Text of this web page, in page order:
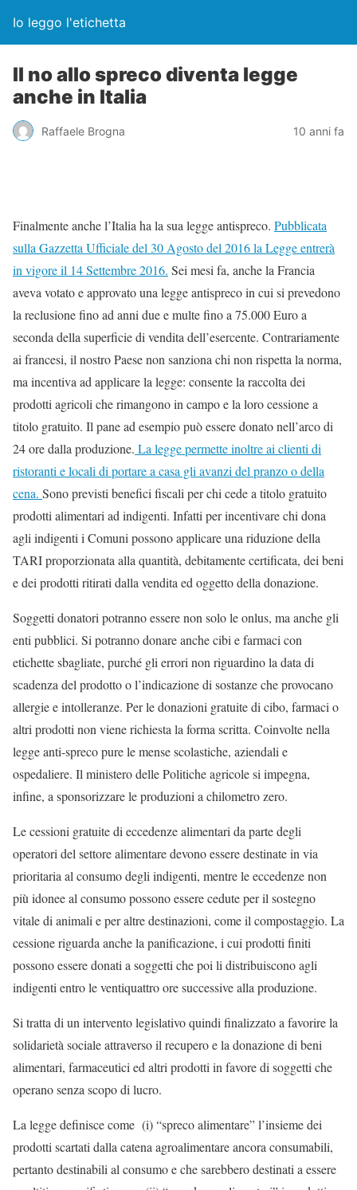
Io leggo l'etichetta
Il no allo spreco diventa legge
anche in Italia
Raffaele Brogna 10 anni fa
Finalmente anche l’Italia ha la sua legge antispreco. Pubblicata
sulla Gazzetta Ufficiale del 30 Agosto del 2016 la Legge entrerà
in vigore il 14 Settembre 2016. Sei mesi fa, anche la Francia
aveva votato e approvato una legge antispreco in cui si prevedono
la reclusione fino ad anni due e multe fino a 75.000 Euro a
seconda della superficie di vendita dell’esercente. Contrariamente
ai francesi, il nostro Paese non sanziona chi non rispetta la norma,
ma incentiva ad applicare la legge: consente la raccolta dei
prodotti agricoli che rimangono in campo e la loro cessione a
titolo gratuito. Il pane ad esempio può essere donato nell’arco di
24 ore dalla produzione. La legge permette inoltre ai clienti di
ristoranti e locali di portare a casa gli avanzi del pranzo o della
cena. Sono previsti benefici fiscali per chi cede a titolo gratuito
prodotti alimentari ad indigenti. Infatti per incentivare chi dona
agli indigenti i Comuni possono applicare una riduzione della
TARI proporzionata alla quantità, debitamente certificata, dei beni
e dei prodotti ritirati dalla vendita ed oggetto della donazione.
Soggetti donatori potranno essere non solo le onlus, ma anche gli
enti pubblici. Si potranno donare anche cibi e farmaci con
etichette sbagliate, purché gli errori non riguardino la data di
scadenza del prodotto o l’indicazione di sostanze che provocano
allergie e intolleranze. Per le donazioni gratuite di cibo, farmaci o
altri prodotti non viene richiesta la forma scritta. Coinvolte nella
legge anti-spreco pure le mense scolastiche, aziendali e
ospedaliere. Il ministero delle Politiche agricole si impegna,
infine, a sponsorizzare le produzioni a chilometro zero.
Lecessioni gratuite di eccedenze alimentari da parte degli
operatori del settore alimentare devono essere destinate in via
prioritaria al consumo degli indigenti, mentre leeccedenzenon
più idonee al consumo possono essere cedute per il sostegno
vitale di animali e per altre destinazioni, come il compostaggio. La
cessione riguarda anche la panificazione, i cui prodotti finiti
possono essere donati a soggetti che poi li distribuiscono agli
indigenti entro le ventiquattro ore successive alla produzione.
Si tratta di un intervento legislativo quindi finalizzato a favorire la
solidarietà sociale attraverso il recupero e la donazione di beni
alimentari, farmaceutici ed altri prodotti in favore di soggetti che
operano senza scopo di lucro.
La legge definisce come (i) “spreco alimentare”l’insieme dei
prodotti scartati dalla catena agroalimentare ancora consumabili,
pertanto destinabili al consumo e che sarebbero destinati a essere